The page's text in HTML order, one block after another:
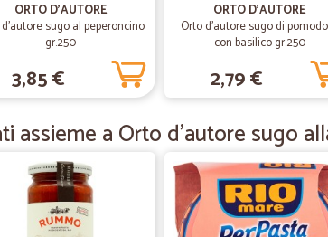
—Carlo
Super in tutto
Super in tutto cortesia
—
Qualita di
Prodotti sempre di ottima
quello ad un prezzo piú di
ORTO D'AUTORE
sugo al peperoncino
gr.250
3,85 €
ORTO D'AUTORE
Orto d'autore sugo di
con basilico gr.250
2,79 €
assieme a Orto d'autore sugo